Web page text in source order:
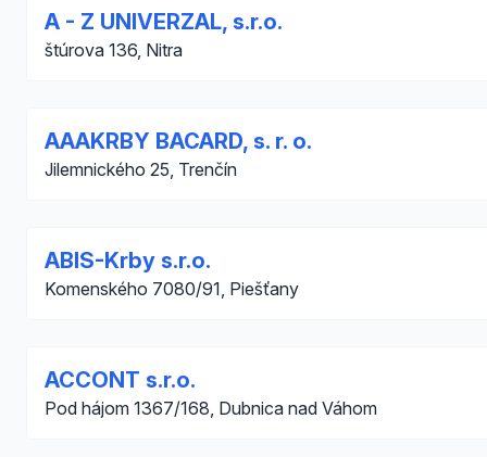
A - Z UNIVERZAL, s.r.o.
štúrova 136, Nitra
AAAKRBY BACARD, s. r. o.
Jilemnického 25, Trenčín
ABIS-Krby s.r.o.
Komenského 7080/91, Piešťany
ACCONT s.r.o.
Pod hájom 1367/168, Dubnica nad Váhom